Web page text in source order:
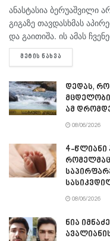
ანასტასია ბერუაშვილი
გიგაზე თავდასხმას
და გაითიშა. ის ამას
ᲛᲔᲢᲘᲡ ᲜᲐᲮᲕᲐ
დედას,
ამ
08/06/2026
4-წლიანი
08/06/2026
ნია